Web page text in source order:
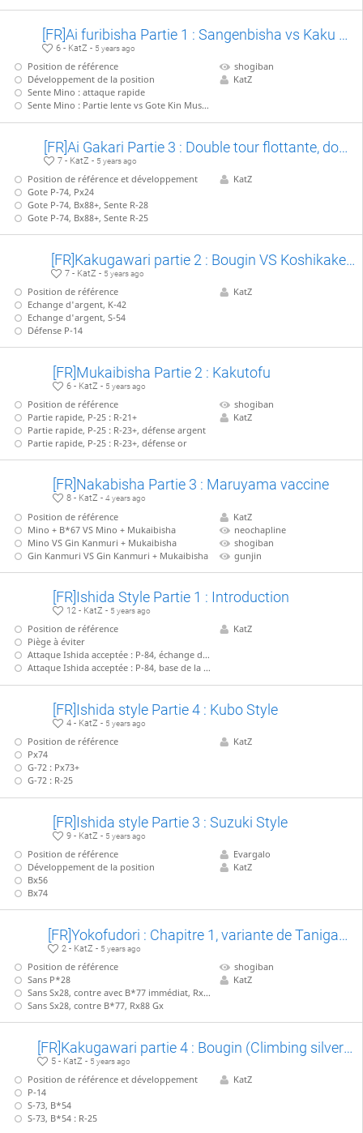
[FR]Ai furibisha Partie 1 : Sangenbisha vs Kaku Koukan Shikenbisha
6 - KatZ - 5 years ago
Position de référence
Développement de la position
Sente Mino : attaque rapide
Sente Mino : Partie lente vs Gote Kin Musou
shogiban
KatZ
[FR]Ai Gakari Partie 3 : Double tour flottante, double Nakazumai
7 - KatZ - 5 years ago
Position de référence et développement
Gote P-74, Px24
Gote P-74, Bx88+, Sente R-28
Gote P-74, Bx88+, Sente R-25
KatZ
[FR]Kakugawari partie 2 : Bougin VS Koshikake Gin
7 - KatZ - 5 years ago
Position de référence
Echange d'argent, K-42
Echange d'argent, S-54
Défense P-14
KatZ
[FR]Mukaibisha Partie 2 : Kakutofu
6 - KatZ - 5 years ago
Position de référence
Partie rapide, P-25 : R-21+
Partie rapide, P-25 : R-23+, défense argent
Partie rapide, P-25 : R-23+, défense or
shogiban
KatZ
[FR]Nakabisha Partie 3 : Maruyama vaccine
8 - KatZ -4 years ago
Position de référence
Mino + B*67 VS Mino + Mukaibisha
Mino VS Gin Kanmuri + Mukaibisha
Gin Kanmuri VS Gin Kanmuri + Mukaibisha
KatZ
neochapline
shogiban
gunjin
[FR]Ishida Style Partie 1 : Introduction
12 - KatZ - 5 years ago
Position de référence
Piège à éviter
Attaque Ishida acceptée : P-84, échange de fou
Attaque Ishida acceptée : P-84, base de la ligne principale
KatZ
[FR]Ishida style Partie 4 : Kubo Style
4 - KatZ - 5 years ago
Position de référence
Px74
G-72 : Px73+
G-72 : R-25
KatZ
[FR]Ishida style Partie 3 : Suzuki Style
9 - KatZ - 5 years ago
Position de référence
Développement de la position
Bx56
Bx74
Evargalo
KatZ
[FR]Yokofudori : Chapitre 1, variante de Tanigawa (B*45)
2 - KatZ - 5 years ago
Position de référence
Sans P*28
Sans Sx28, contre avec B*77 immédiat, Rx88 Bx
Sans Sx28, contre B*77, Rx88 Gx
shogiban
KatZ
[FR]Kakugawari partie 4 : Bougin (Climbing silver) vs Hayakuri Gin (Rushing silver)
5 - KatZ - 5 years ago
Position de référence et développement
P-14
S-73, B*54
S-73, B*54 : R-25
KatZ